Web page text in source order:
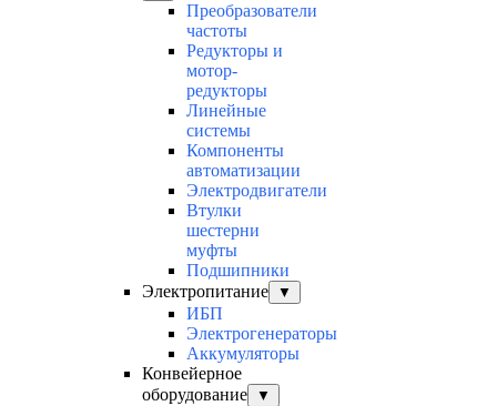
Преобразователи
частоты
Редукторы и
мотор-
редукторы
Линейные
системы
Компоненты
автоматизации
Электродвигатели
Втулки
шестерни
муфты
Подшипники
Электропитание
▼
ИБП
Электрогенераторы
Аккумуляторы
Конвейерное
оборудование
▼